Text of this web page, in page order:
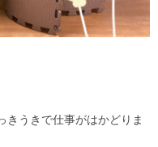
きうきで仕事がはかどりま